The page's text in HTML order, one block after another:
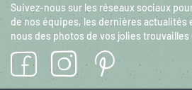
Suivez-nous sur les réseaux sociaux
de nos équipes, les dernières actualités
nous des photos de vos jolies